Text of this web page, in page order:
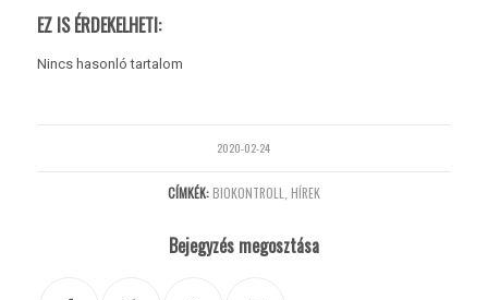
EZ IS ÉRDEKELHETI:
Nincs hasonló tartalom
2020-02-24
CÍMKÉK: BIOKONTROLL HÍREK
Bejegyzés megosztása